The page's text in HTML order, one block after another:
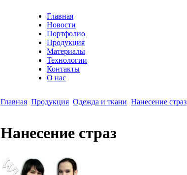
Главная
Новости
Портфолио
Продукция
Материалы
Технологии
Контакты
О нас
Главная Продукция Одежда и ткани Нанесение страз
Нанесение страз